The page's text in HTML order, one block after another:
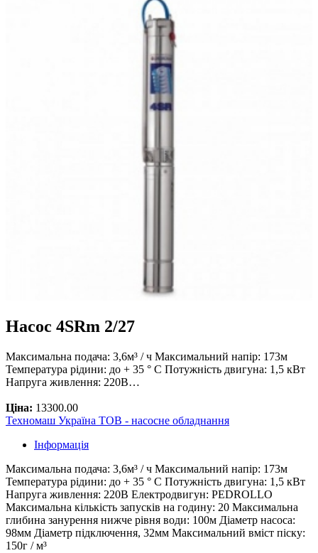
Насос 4SRm 2/27
Максимальна подача: 3,6м³ / ч Максимальний напір: 173м
Температура рідини: до + 35 ° С Потужність двигуна: 1,5 кВт
Напруга живлення: 220В…
Ціна: 13300.00
Техномаш Україна ТОВ - насосне обладнання
Інформація
Максимальна подача: 3,6м³ / ч Максимальний напір: 173м
Температура рідини: до + 35 ° С Потужність двигуна: 1,5 кВт
Напруга живлення: 220В Електродвигун: PEDROLLO
Максимальна кількість запусків на годину: 20 Максимальна
глибина занурення нижче рівня води: 100м Діаметр насоса:
98мм Діаметр підключення, 32мм Максимальний вміст піску:
150г / м³